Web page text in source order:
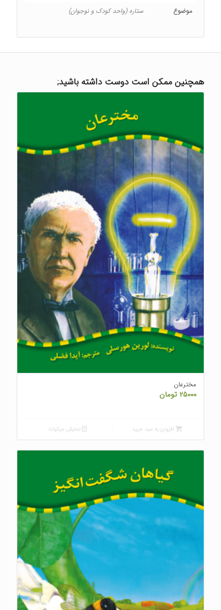
موضوع
ستاره (واحد کودک و نوجوان)
همچنین ممکن است دوست داشته باشید;
مخترعان
۲۵۰۰۰ تومان
افزودن به سبد خرید نمایش جزئیات